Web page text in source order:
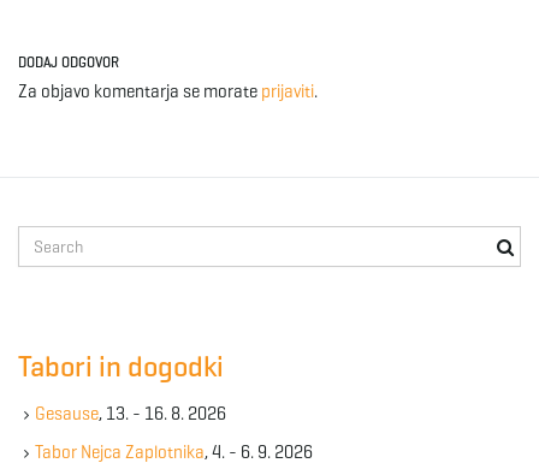
DODAJ ODGOVOR
Za objavo komentarja se morate prijaviti.
e
e
y
Tabori in dogodki
Gesause, 13. - 16. 8. 2026
Tabor Nejca Zaplotnika, 4. - 6. 9. 2026